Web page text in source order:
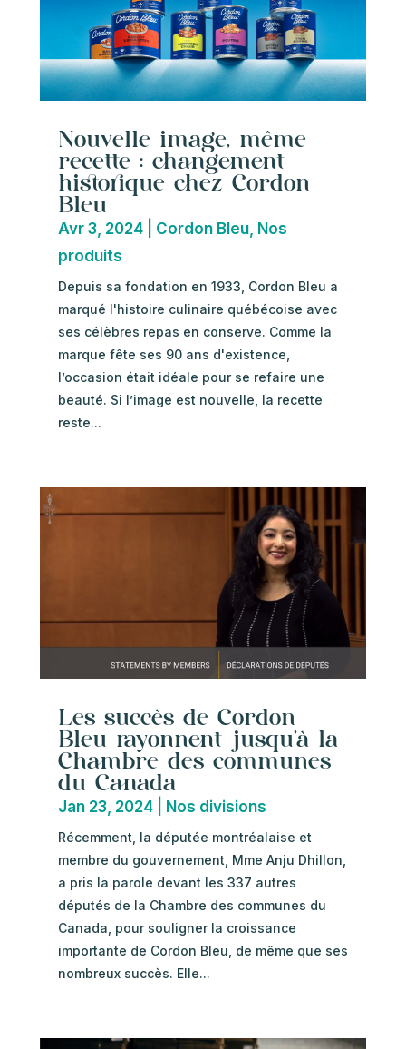
Nouvelle image, même
recette : changement
historique chez Cordon
Bleu
Avr 3, 2024| Cordon Bleu, Nos
produits
Depuis sa fondation en 1933, Cordon Bleu a
marqué l'histoire culinaire québécoise avec
ses célèbres repas en conserve. Comme la
marque fête ses 90 ans d'existence,
l’occasion était idéale pour se refaire une
beauté. Si l’image est nouvelle, la recette
reste...
Les succès de Cordon
Bleu rayonnent jusqu’à la
Chambre des communes
du Canada
Jan 23, 2024| Nos divisions
Récemment, la députée montréalaise et
membre du gouvernement, Mme Anju Dhillon,
a pris la parole devant les 337 autres
députés de la Chambre des communes du
Canada, pour souligner la croissance
importante de Cordon Bleu, de même que ses
nombreux succès. Elle...